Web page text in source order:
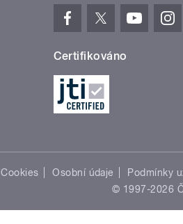
Certifikováno
Cookies Osobní údaje Podmínky
© 1997-2026